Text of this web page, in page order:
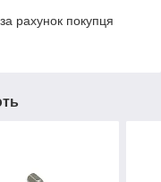
рахунок покупця